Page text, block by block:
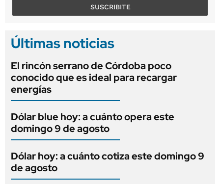
SUSCRIBITE
Últimas noticias
El rincón serrano de Córdoba poco
conocido que es ideal para recargar
energías
Dólar blue hoy: a cuánto opera este
domingo 9 de agosto
Dólar hoy: a cuánto cotiza este domingo 9
de agosto